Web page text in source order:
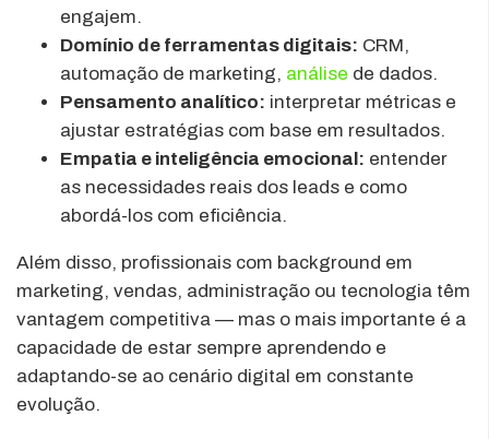
engajem.
Domínio de ferramentas digitais: CRM,
automação de marketing, análise de dados.
Pensamento analítico: interpretar métricas e
ajustar estratégias com base em resultados.
Empatia e inteligência emocional: entender
as necessidades reais dos leads e como
abordá-los com eficiência.
Além disso, profissionais com background em
marketing, vendas, administração ou tecnologia têm
vantagem competitiva — mas o mais importante é a
capacidade de estar sempre aprendendo e
adaptando-se ao cenário digital em constante
evolução.